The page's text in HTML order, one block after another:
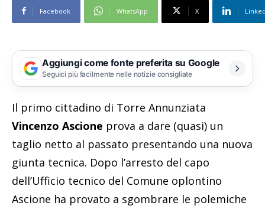
Facebook WhatsApp X
Aggiungi come fonte preferita su Google
Seguici più facilmente nelle notizie consigliate
Il primo cittadino di Torre Annunziata
Vincenzo Ascione prova a dare (quasi) un
taglio netto al passato presentando una nuova
giunta tecnica. Dopo l’arresto del capo
dell’Ufficio tecnico del Comune oplontino
Ascione ha provato a sgombrare le polemiche